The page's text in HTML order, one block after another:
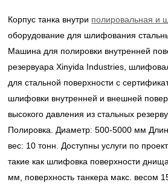
Корпус танка внутри полировальная и
оборудование для шлифования
Машина для полировки внутренней
резервуара Xinyida Industries,
для стальной поверхности с
шлифовки внутренней и внешней
высокого давления из стальных
Полировка. Диаметр: 500-5000 мм
вес: 10 тонн. Доступны услуги по
такие как шлифовка поверхности
мм, поверхность танкера макс. весом